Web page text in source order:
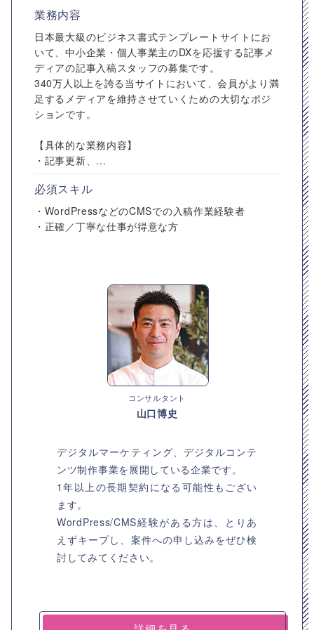
業務内容
日本最大級のビジネス書式テンプレートサイトにお
いて、中小企業・個人事業主のDXを応援する記事メ
ディアの記事入稿スタッフの募集です。
340万人以上を誇る当サイトにおいて、会員がより満
足するメディアを維持させていくための大切なポジ
ションです。
【具体的な業務内容】
・記事更新、...
必須スキル
・WordPressなどのCMSでの入稿作業経験者
・正確／丁寧な仕事が得意な方
コンサルタント
山口博史
デジタルマーケティング、デジタルコンテ
ンツ制作事業を展開している企業です。
1年以上の長期契約になる可能性もござい
ます。
WordPress/CMS経験がある方は、とりあ
えずキープし、案件への申し込みをぜひ検
討してみてください。